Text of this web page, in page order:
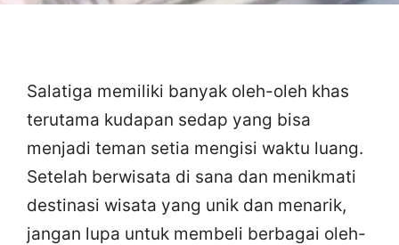
Salatiga memiliki banyak oleh-oleh khas
terutama kudapan sedap yang bisa
menjadi teman setia mengisi waktu luang.
Setelah berwisata di sana dan menikmati
destinasi wisata yang unik dan menarik,
jangan lupa untuk membeli berbagai oleh-